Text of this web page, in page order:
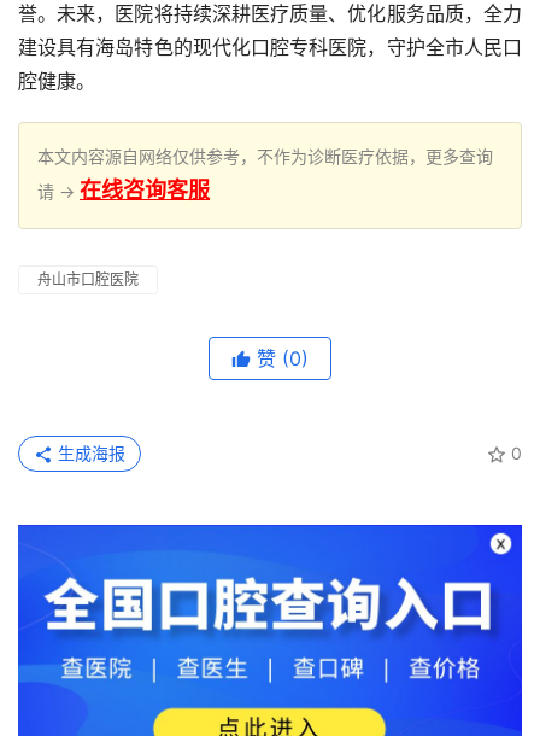
誉。未来，医院将持续深耕医疗质量、优化服务品质，全力
建设具有海岛特色的现代化口腔专科医院，守护全市人民口
腔健康。
本文内容源自网络仅供参考，不作为诊断医疗依据，更多查询
请 → 在线咨询客服
舟山市口腔医院
赞 (0)
0
生成海报